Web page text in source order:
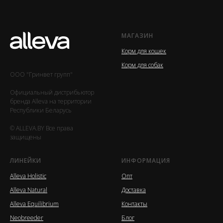
ООО "Гринвет групп"
Официальный дистрибьютор
бренда Alleva на территории
Республики Беларусь
© ALLEVA.BY Все права
защищены
МАГАЗИН
Корм для кошек
Корм для собак
ЛИНЕЙКИ
Alleva Holistic
Alleva Natural
Alleva Equilibrium
Neobreeder
ИНФОРМАЦИЯ
Опт
Доставка
Контакты
Блог